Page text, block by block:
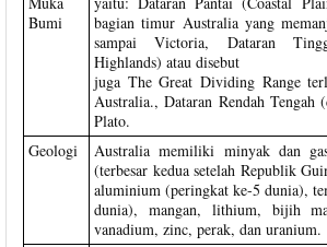
Bumi
bagian timur Australia yang
sampai Victoria, Dataran
Highlands) atau disebut
juga The Great Dividing Range
Australia., Dataran Rendah Tengah
Plato.
Geologi
Australia memiliki minyak dan
(terbesar kedua setelah Republik
aluminium (peringkat ke-5 dunia),
dunia), mangan, lithium, bijih
vanadium, zinc, perak, dan uranium.